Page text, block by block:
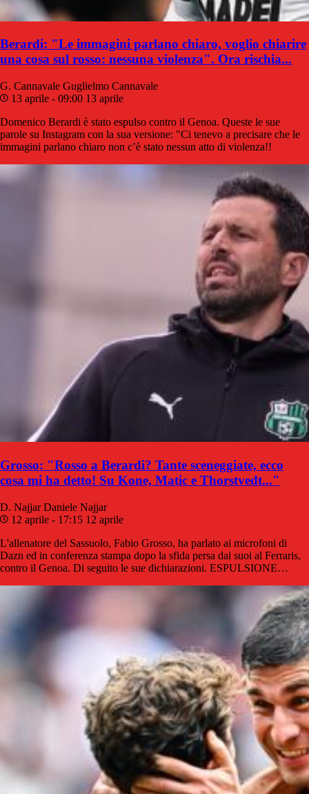
Berardi: "Le immagini parlano chiaro, voglio chiarire
una cosa sul rosso: nessuna violenza". Ora rischia...
G. Cannavale Guglielmo Cannavale
13 aprile - 09:00 13 aprile
Domenico Berardi è stato espulso contro il Genoa. Queste le sue
parole su Instagram con la sua versione: "Ci tenevo a precisare che le
immagini parlano chiaro non c’è stato nessun atto di violenza!!
Grosso: "Rosso a Berardi? Tante sceneggiate, ecco
cosa mi ha detto! Su Kone, Matic e Thorstvedt..."
D. Najjar Daniele Najjar
12 aprile - 17:15 12 aprile
L'allenatore del Sassuolo, Fabio Grosso, ha parlato ai microfoni di
Dazn ed in conferenza stampa dopo la sfida persa dai suoi al Ferraris,
contro il Genoa. Di seguito le sue dichiarazioni. ESPULSIONE…